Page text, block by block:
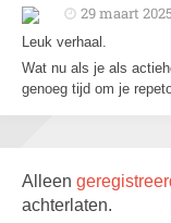
29 maart 2025
Leuk verhaal.
Wat nu als je als
genoeg tijd om je
Alleen
achterlaten.